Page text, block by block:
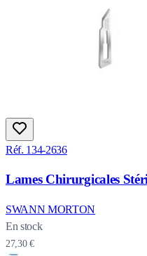
Réf. 134-2636
Lames Chirurgicales
SWANN MORTON
En stock
27,30 €